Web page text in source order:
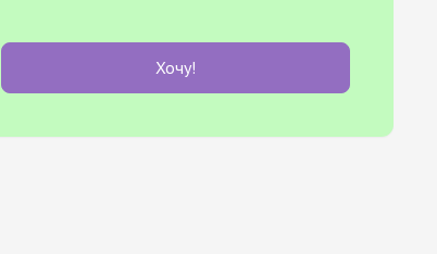
Хочу!